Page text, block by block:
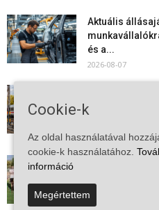
Aktuális
és a...
2026-08-07
Vitézy Dávid:
2026-08-06
Megkezdte a
2026-08-06
Cookie-k
Az oldal használatával
cookie-k használatához.
információ
Megértettem